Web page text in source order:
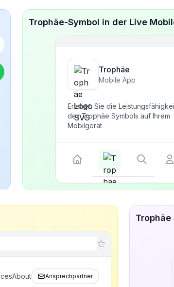
Trophäe-Symbol in der Live
Trophäe
Mobile App
Erleben Sie die
des Trophäe Symbols auf Ihrem
Mobilgerät
About Ansprechpartner
Trophäe